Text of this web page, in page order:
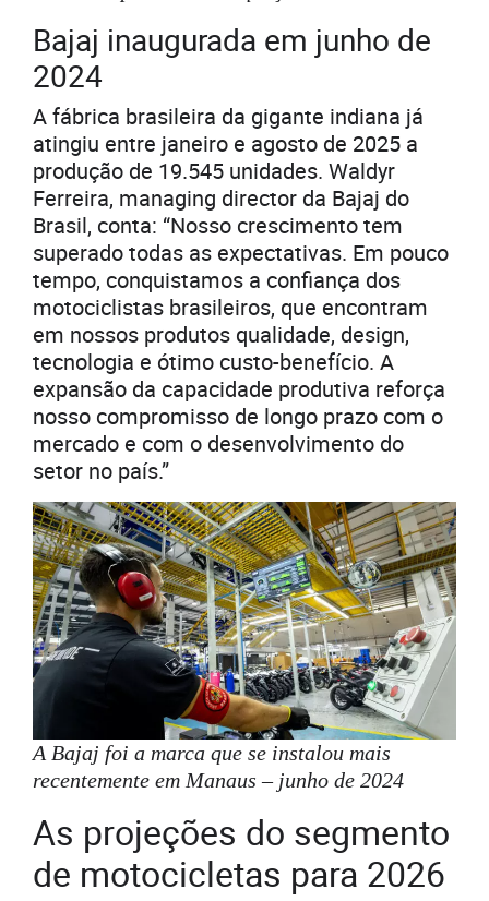
Bajaj inaugurada em junho de
2024
A fábrica brasileira da gigante indiana já
atingiu entre janeiro e agosto de 2025 a
produção de 19.545 unidades. Waldyr
Ferreira, managing director da Bajaj do
Brasil, conta: “Nosso crescimento tem
superado todas as expectativas. Em pouco
tempo, conquistamos a confiança dos
motociclistas brasileiros, que encontram
em nossos produtos qualidade, design,
tecnologia e ótimo custo-benefício. A
expansão da capacidade produtiva reforça
nosso compromisso de longo prazo com o
mercado e com o desenvolvimento do
setor no país.”
A Bajaj foi a marca que se instalou mais
recentemente em Manaus – junho de 2024
As projeções do segmento
de motocicletas para 2026